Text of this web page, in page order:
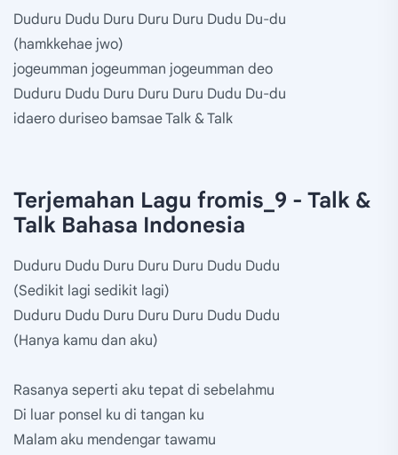
Duduru Dudu Duru Duru Duru Dudu Du-du
(hamkkehae jwo)
jogeumman jogeumman jogeumman deo
Duduru Dudu Duru Duru Duru Dudu Du-du
idaero duriseo bamsae Talk & Talk
Terjemahan Lagu fromis_9 - Talk &
Talk Bahasa Indonesia
Duduru Dudu Duru Duru Duru Dudu Dudu
(Sedikit lagi sedikit lagi)
Duduru Dudu Duru Duru Duru Dudu Dudu
(Hanya kamu dan aku)
Rasanya seperti aku tepat di sebelahmu
Di luar ponsel ku di tangan ku
Malam aku mendengar tawamu